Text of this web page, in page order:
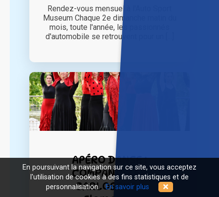
Rendez-vous mensuel à l'Auto Sport
Museum Chaque 2e dimanche matin du
mois, toute l'année, les passionnés
d'automobile se retrouvent pour un [...]
APÉRO DANSE :
COMPANIA LÉA
CARLOSEMA •
En poursuivant la navigation sur ce site, vous acceptez
l'utilisation de cookies à des fins statistiques et de
personnalisation.En savoir plus